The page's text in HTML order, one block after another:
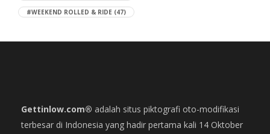
#WEEKEND ROLLED & RIDE (47)
Gettinlow.com® adalah situs piktografi oto-modifikasi
terbesar di Indonesia yang hadir pertama kali 14 Oktober